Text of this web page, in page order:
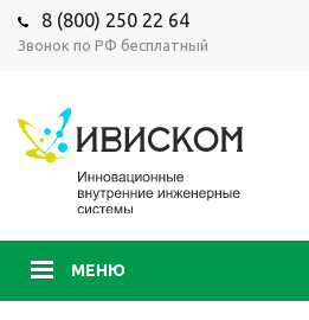
8 (800) 250 22 64
Звонок по РФ бесплатный
МЕНЮ